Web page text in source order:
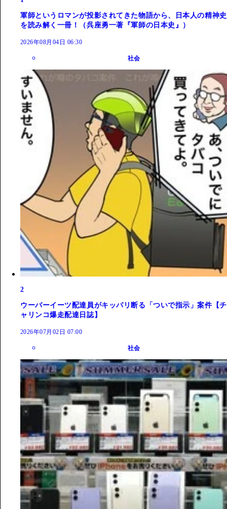
軍師というロマンが投影されてきた物語から、日本人の精神史
を読み解く一冊！（呉座勇一著『軍師の日本史』）
2026年08月04日 06:30
社会
2
ウーバーイーツ配達員がキッパリ断る「ついで指示」案件【チ
ャリンコ爆走配達日誌】
2026年07月02日 07:00
社会